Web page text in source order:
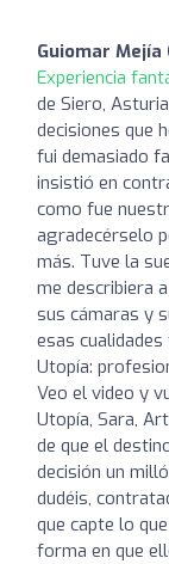
Guiomar Mejía
Experiencia
de Siero,
decisiones que
fui demasiado
insistió en
como fue
agradecérselo
más. Tuve la
me describiera
sus cámaras y
esas
Utopía:
Veo el video y
Utopía, Sara,
de que el
decisión un
dudéis,
que capte lo
forma en que